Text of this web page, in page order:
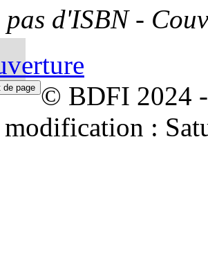
pas d'ISBN -
© BDFI 2024
modification :